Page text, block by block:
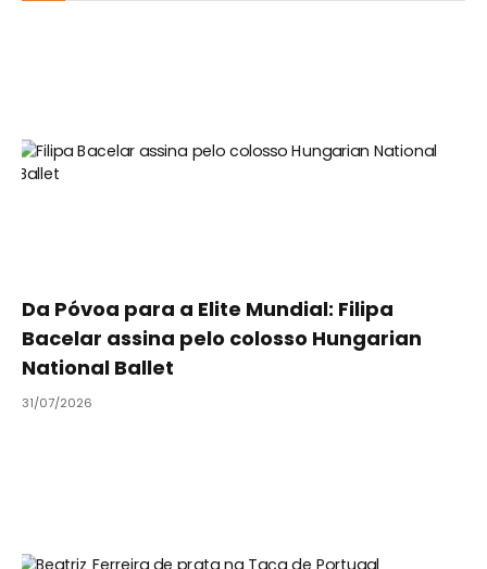
Da Póvoa para a Elite Mundial: Filipa
Bacelar assina pelo colosso Hungarian
National Ballet
31/07/2026